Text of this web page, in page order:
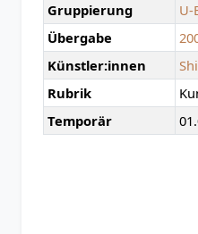
Gruppierung
U-
Übergabe
Künstler:innen
Rubrik
Temporär